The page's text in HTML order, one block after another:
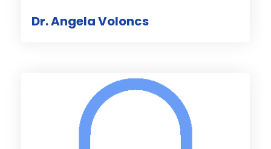
Dr. Angela Voloncs